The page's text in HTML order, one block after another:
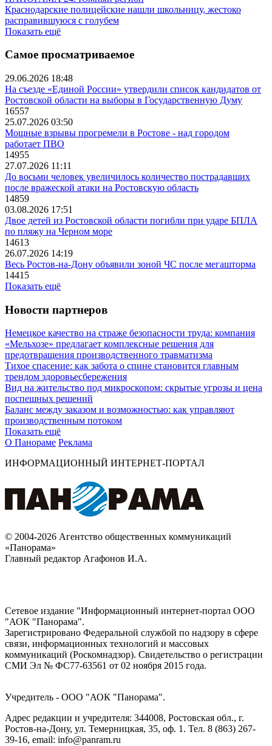
Краснодарские полицейские нашли школьницу, жестоко
расправившуюся с голубем
Показать ещё
Самое просматриваемое
29.06.2026 18:48
На съезде «Единой России» утвердили список кандидатов от
Ростовской области на выборы в Государственную Думу
16557
25.07.2026 03:50
Мощные взрывы прогремели в Ростове - над городом
работает ПВО
14955
27.07.2026 11:11
До восьми человек увеличилось количество пострадавших
после вражеской атаки на Ростовскую область
14859
03.08.2026 17:51
Двое детей из Ростовской области погибли при ударе БПЛА
по пляжу на Черном море
14613
26.07.2026 14:19
Весь Ростов-на-Дону объявили зоной ЧС после мегашторма
14415
Показать ещё
Новости партнеров
Немецкое качество на страже безопасности труда: компания
«Мельхозе» предлагает комплексные решения для
предотвращения производственного травматизма
Тихое спасение: как забота о спине становится главным
трендом здоровьесбережения
Вид на жительство под микроскопом: скрытые угрозы и цена
поспешных решений
Баланс между заказом и возможностью: как управляют
производственным потоком
Показать ещё
О Панораме Реклама
ИНФОРМАЦИОННЫЙ ИНТЕРНЕТ-ПОРТАЛ
© 2004-2026 Агентство общественных коммуникаций
«Панорама»
Главный редактор Агафонов И.А.
Сетевое издание "Информационный интернет-портал ООО
"АОК "Панорама".
Зарегистрировано Федеральной службой по надзору в сфере
связи, информационных технологий и массовых
коммуникаций (Роскомнадзор). Cвидетельство о регистрации
СМИ Эл № ФС77-63561 от 02 ноября 2015 года.
Учредитель - ООО "АОК "Панорама".
Адрес редакции и учредителя: 344008, Ростовская обл., г.
Ростов-на-Дону, ул. Темерницкая, 35, оф. 1. Тел. 8 (863) 267-
39-16, email: info@panram.ru